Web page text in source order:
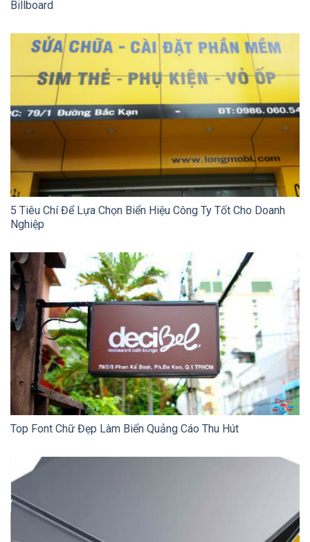
Billboard
5 Tiêu Chí Để Lựa Chọn Biển Hiệu Công Ty Tốt Cho Doanh
Nghiệp
Top Font Chữ Đẹp Làm Biển Quảng Cáo Thu Hút